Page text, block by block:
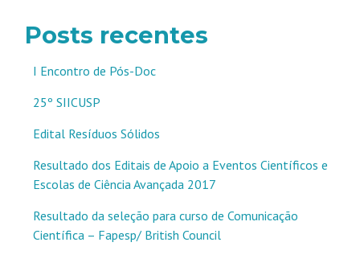
Posts recentes
I Encontro de Pós-Doc
25º SIICUSP
Edital Resíduos Sólidos
Resultado dos Editais de Apoio a Eventos Científicos e
Escolas de Ciência Avançada 2017
Resultado da seleção para curso de Comunicação
Científica – Fapesp/ British Council